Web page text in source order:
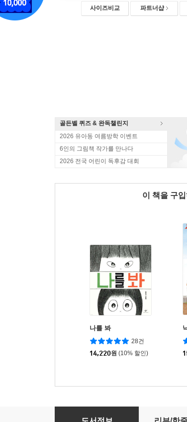
사이즈비교 파트너샵
골든벨 퀴즈 & 완독챌린지
2026 유아동 여름방학 이벤트
6인의 그림책 작가를 만나다
2026 전국 어린이 독후감 대회
이 책을 구
나를 봐
28건
14,220원 (10% 할인)
난 바위 낼게 넌 기운 내